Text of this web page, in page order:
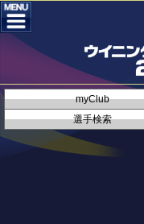
myClub
選手検索